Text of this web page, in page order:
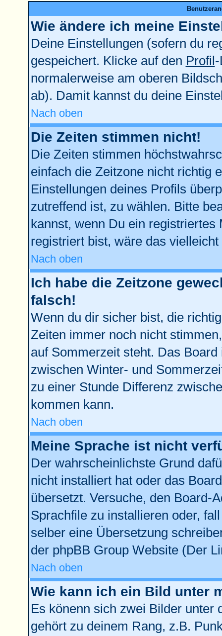
Wie ändere ich meine
Deine Einstellungen (sofern du
gespeichert. Klicke auf den Profil
normalerweise am oberen
ab). Damit kannst du deine
Nach oben
Die Zeiten stimmen nicht!
Die Zeiten stimmen
einfach die Zeitzone nicht richtig
Einstellungen deines Profils
zutreffend ist, zu wählen. Bitte
kannst, wenn Du ein
registriert bist, wäre das
Nach oben
Ich habe die Zeitzone
falsch!
Wenn du dir sicher bist, die
Zeiten immer noch nicht
auf Sommerzeit steht. Das
zwischen Winter- und
zu einer Stunde Differenz
kommen kann.
Nach oben
Meine Sprache ist nicht
Der wahrscheinlichste Grund
nicht installiert hat oder das
übersetzt. Versuche, den Board-
Sprachfile zu installieren oder,
selber eine Übersetzung
der phpBB Group Website (Der
Nach oben
Wie kann ich ein Bild unter
Es könenn sich zwei Bilder unter
gehört zu deinem Rang, z.B.